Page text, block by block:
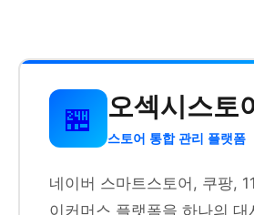
🏪 오섹시스토
스토어 통합 관리 플랫폼
네이버 스마트스토어, 쿠팡,
이커머스 플랫폼을 하나의 대